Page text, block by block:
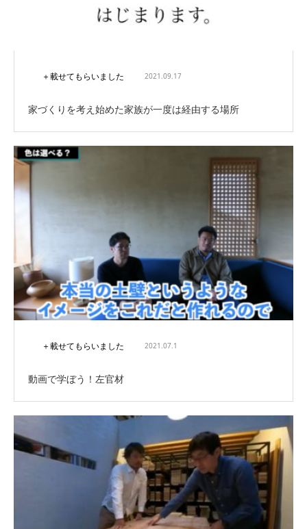
＋載せてもらいました 2021.09.17
家づくりを考え始めた家族が一度は経由する場所
＋載せてもらいました 2021.07.1
動画で学ぼう！左官材